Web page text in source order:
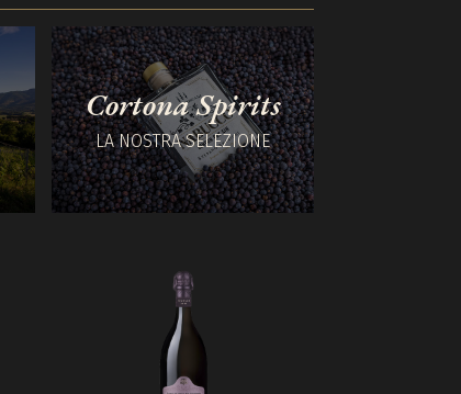
Cortona Spirits
LA NOSTRA SELEZIONE